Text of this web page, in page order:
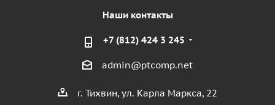
Наши контакты
+7 (812) 424 3 245
admin@ptcomp.net
г. Тихвин, ул. Карла Маркса, 22